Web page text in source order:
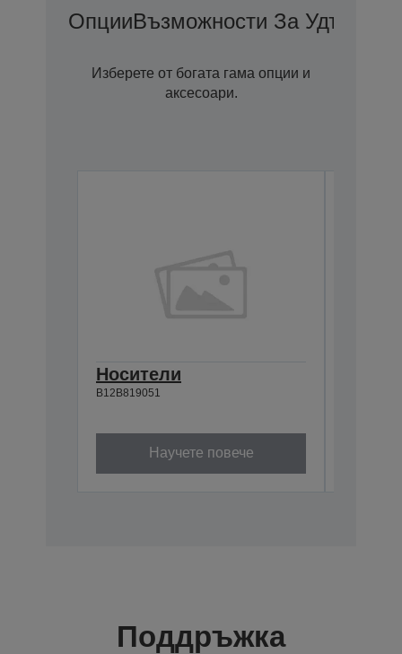
ОпцииВъзможности За
Изберете от богата гама опции и
аксесоари.
Носители
B12B819051
Научете повече
Поддръжка